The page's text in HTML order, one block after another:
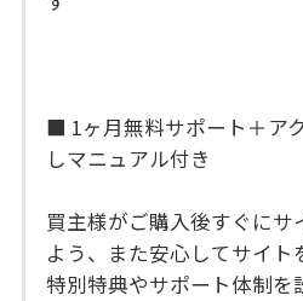
■ 1ヶ月無料サポート＋ア
しマニュアル付き
買主様がご購入後すぐにサ
よう、また安心してサイト
特別特典やサポート体制を